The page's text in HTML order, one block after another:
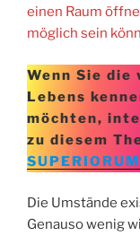
einen Raum
möglich sein
Wenn Sie die
Lebens
möchten,
zu diesem
Die Umstände
Genauso wenig